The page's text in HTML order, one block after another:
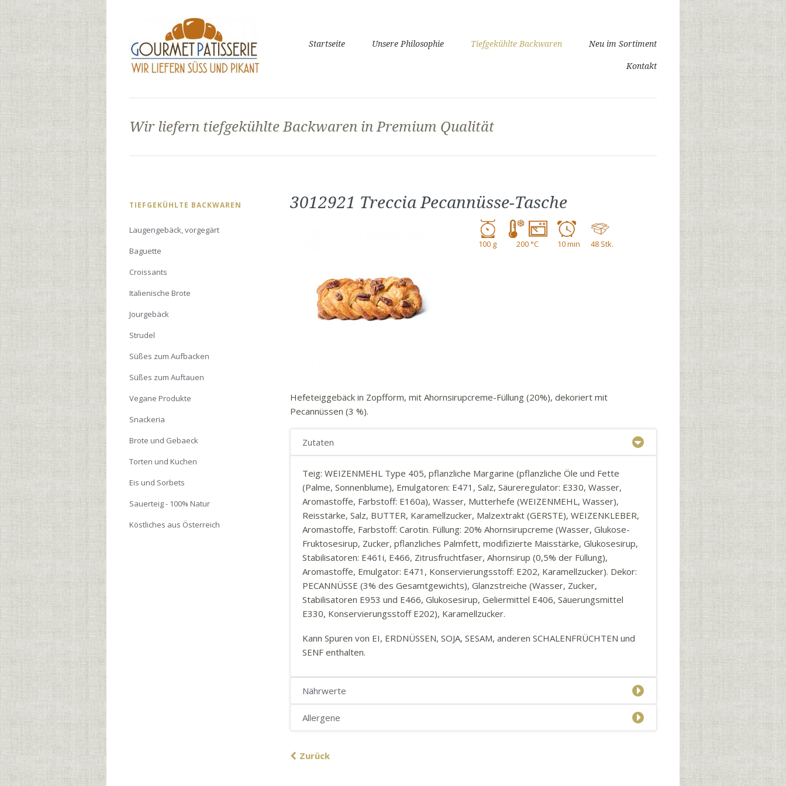
NavigationStartseite Unsere Philosophie Tiefgekühlte Backwaren Neu im Sortiment
Kontakt
Wir liefern tiefgekühlte Backwaren in Premium Qualität
3012921 Treccia Pecannüsse-Tasche
100 g 200 °C 10 min 48 Stk.
Hefeteiggebäck in Zopfform, mit Ahornsirupcreme-Füllung (20%), dekoriert mit
Pecannüssen (3 %).
Zutaten
Teig: WEIZENMEHL Type 405, pflanzliche Margarine (pflanzliche Öle und Fette
(Palme, Sonnenblume), Emulgatoren: E471, Salz, Säureregulator: E330, Wasser,
Aromastoffe, Farbstoff: E160a), Wasser, Mutterhefe (WEIZENMEHL, Wasser),
Reisstärke, Salz, BUTTER, Karamellzucker, Malzextrakt (GERSTE), WEIZENKLEBER,
Aromastoffe, Farbstoff: Carotin. Füllung: 20% Ahornsirupcreme (Wasser, Glukose-
Fruktosesirup, Zucker, pflanzliches Palmfett, modifizierte Maisstärke, Glukosesirup,
Stabilisatoren: E461i, E466, Zitrusfruchtfaser, Ahornsirup (0,5% der Füllung),
Aromastoffe, Emulgator: E471, Konservierungsstoff: E202, Karamellzucker). Dekor:
PECANNÜSSE (3% des Gesamtgewichts), Glanzstreiche (Wasser, Zucker,
Stabilisatoren E953 und E466, Glukosesirup, Geliermittel E406, Säuerungsmittel
E330, Konservierungsstoff E202), Karamellzucker.
Kann Spuren von EI, ERDNÜSSEN, SOJA, SESAM, anderen SCHALENFRÜCHTEN und
SENF enthalten.
Nährwerte
Allergene
Zurück
Navigation
TIEFGEKÜHLTE BACKWAREN
Laugengebäck, vorgegärt
Baguette
Croissants
Italienische Brote
Jourgebäck
Strudel
Süßes zum Aufbacken
Süßes zum Auftauen
Vegane Produkte
Snackeria
Brote und Gebaeck
Torten und Kuchen
Eis und Sorbets
Sauerteig - 100% Natur
Köstliches aus Österreich